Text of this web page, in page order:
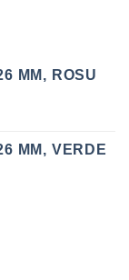
LEI.
MM, ROSU
MM, VERDE